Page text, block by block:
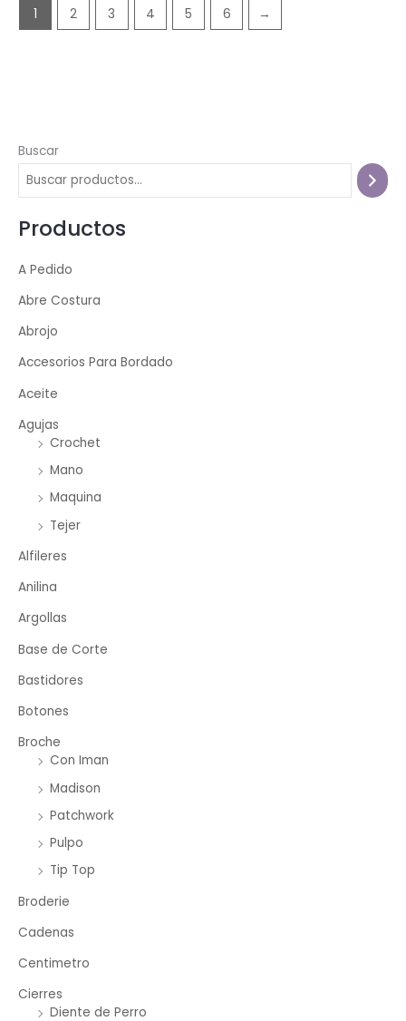
Buscar
Productos
A Pedido
Abre Costura
Abrojo
Accesorios Para Bordado
Aceite
Agujas
Crochet
Mano
Maquina
Tejer
Alfileres
Anilina
Argollas
Base de Corte
Bastidores
Botones
Broche
Con Iman
Madison
Patchwork
Pulpo
Tip Top
Broderie
Cadenas
Centimetro
Cierres
Diente de Perro
1 2 3 4 5 6 →